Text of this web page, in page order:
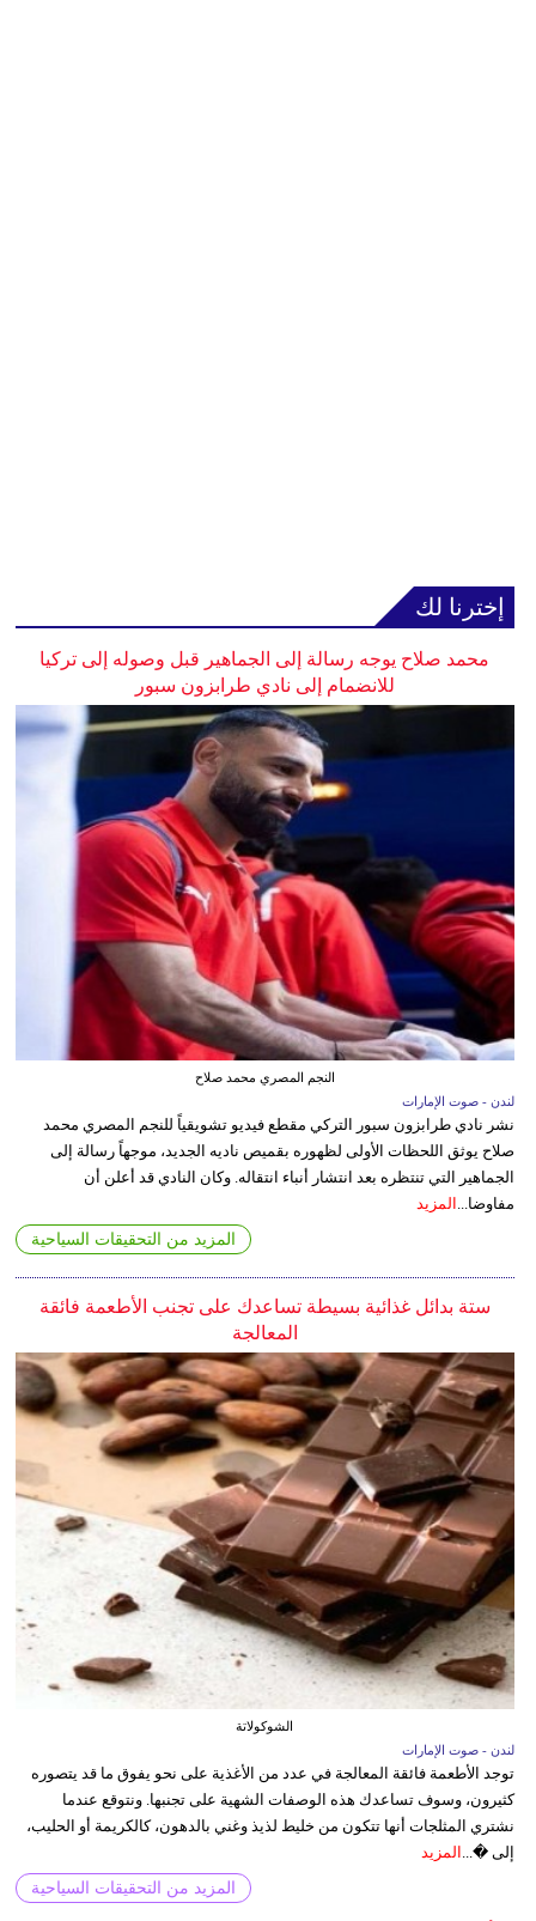
إخترنا لك
محمد صلاح يوجه رسالة إلى الجماهير قبل وصوله إلى تركيا
للانضمام إلى نادي طرابزون سبور
النجم المصري محمد صلاح
لندن - صوت الإمارات
نشر نادي طرابزون سبور التركي مقطع فيديو تشويقياً للنجم المصري محمد
صلاح يوثق اللحظات الأولى لظهوره بقميص ناديه الجديد، موجهاً رسالة إلى
الجماهير التي تنتظره بعد انتشار أنباء انتقاله. وكان النادي قد أعلن أن
مفاوضا... المزيد
المزيد من التحقيقات السياحية
ستة بدائل غذائية بسيطة تساعدك على تجنب الأطعمة فائقة
المعالجة
الشوكولاتة
لندن - صوت الإمارات
توجد الأطعمة فائقة المعالجة في عدد من الأغذية على نحو يفوق ما قد يتصوره
كثيرون، وسوف تساعدك هذه الوصفات الشهية على تجنبها. ونتوقع عندما
نشتري المثلجات أنها تتكون من خليط لذيذ وغني بالدهون، كالكريمة أو الحليب،
إلى �... المزيد
المزيد من التحقيقات السياحية